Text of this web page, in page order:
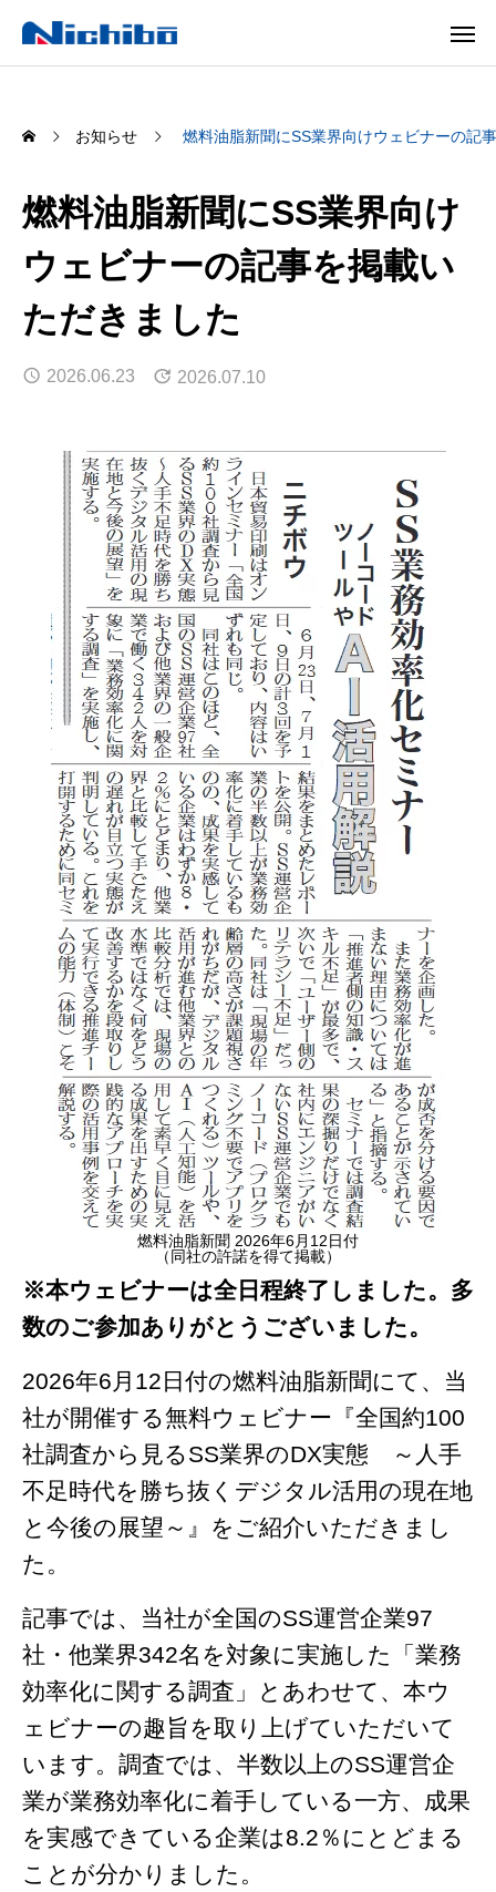
お知らせ 燃料油脂新聞にSS業界向けウェビナーの記
燃料油脂新聞にSS業界向け
ウェビナーの記事を掲載い
ただきました
2026.06.23 2026.07.10
燃料油脂新聞 2026年6月12日付
（同社の許諾を得て掲載）
※本ウェビナーは全日程終了しました。多
数のご参加ありがとうございました。
2026年6月12日付の燃料油脂新聞にて、当
社が開催する無料ウェビナー『全国約100
社調査から見るSS業界のDX実態 ～人手
不足時代を勝ち抜くデジタル活用の現在地
と今後の展望～』をご紹介いただきまし
た。
記事では、当社が全国のSS運営企業97
社・他業界342名を対象に実施した「業務
効率化に関する調査」とあわせて、本ウ
ェビナーの趣旨を取り上げていただいて
います。調査では、半数以上のSS運営企
業が業務効率化に着手している一方、成果
を実感できている企業は8.2％にとどまる
ことが分かりました。